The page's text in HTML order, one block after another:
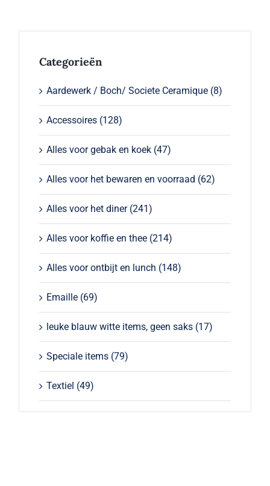
Categorieën
Aardewerk / Boch/ Societe Ceramique (8)
Accessoires (128)
Alles voor gebak en koek (47)
Alles voor het bewaren en voorraad (62)
Alles voor het diner (241)
Alles voor koffie en thee (214)
Alles voor ontbijt en lunch (148)
Emaille (69)
leuke blauw witte items, geen saks (17)
Speciale items (79)
Textiel (49)